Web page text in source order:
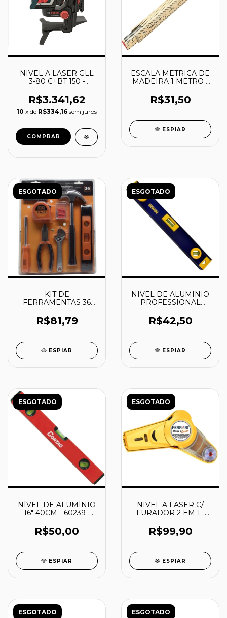
NIVEL A LASER GLL
3-80 C+BT 150 -
R$3.341,62
10 x de R$334,16 sem juros
COMPRAR
ESCALA METRICA DE
MADEIRA 1 METRO -
TRAMONTINA
R$31,50
ESPIAR
ESGOTADO
KIT DE
FERRAMENTAS 36
ESCRITÓRIO -
BD80336 - BLACK &
R$81,79
ESPIAR
ESGOTADO
NIVEL DE ALUMINIO
PROFESSIONAL
IRWIN
R$42,50
ESPIAR
ESGOTADO
NÍVEL DE ALUMÍNIO
16" 40CM - 60239 -
R$50,00
ESPIAR
ESGOTADO
NIVEL A LASER C/
FURADOR 2 EM 1 -
FERRARI
R$99,90
ESPIAR
ESGOTADO ESGOTADO